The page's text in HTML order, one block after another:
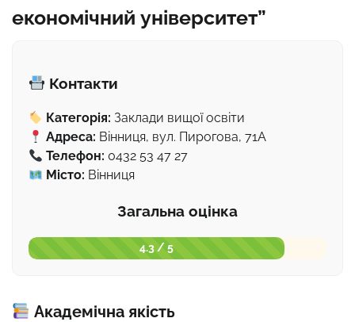
економічний університет”
Контакти
Категорія: Заклади вищої освіти
Адреса: Вінниця, вул. Пирогова, 71А
Телефон: 0432 53 47 27
Місто: Вінниця
Загальна оцінка
4.3 / 5
Академічна якість